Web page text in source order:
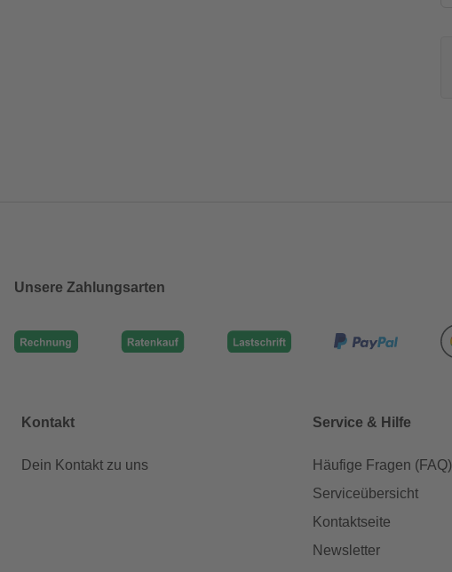
Unsere Zahlungsarten
Kontakt
Dein Kontakt zu uns
Service & Hilfe
Häufige Fragen (FAQ)
Serviceübersicht
Kontaktseite
Newsletter